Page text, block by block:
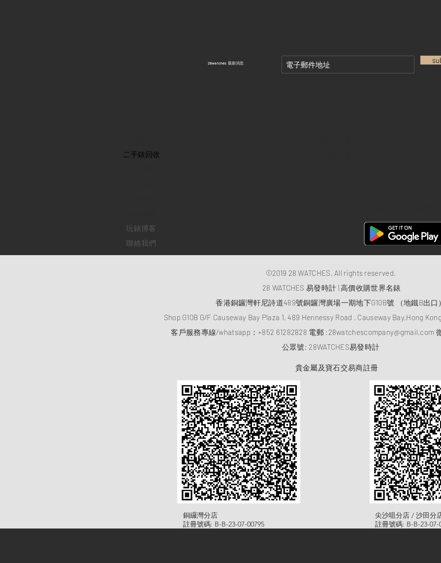
​28watches 最新消息
​二手錶回收
玩錶博客
聯絡我們
©2019 28 WATCHES. All rights reserved.
28 WATCHES 易發時計 | 高價收購世界名錶
香港銅鑼灣軒尼詩道489號銅鑼灣廣場一期地下G10B號 （地鐵B出口）
Shop G10B G/F Causeway Bay Plaza 1, 489 Hennessy Road , Causeway Bay,Hong Kong
客戶服務專線/whatsapp：+852 61282828 電郵 : 28watchescompany@gmail.com
​公眾號: 28WATCHES易發時計
貴金屬及寶石交易商註冊
​銅纙灣分店
註冊號碼: B-B-23-07-00795
尖沙咀分店 / 沙田分
註冊號碼: B-B-23-07-